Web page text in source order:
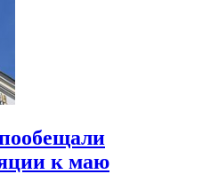
к маю